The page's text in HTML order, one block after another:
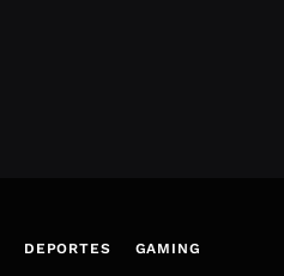
DEPORTES GAMING